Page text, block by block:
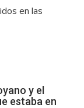
en las
y el
estaba en